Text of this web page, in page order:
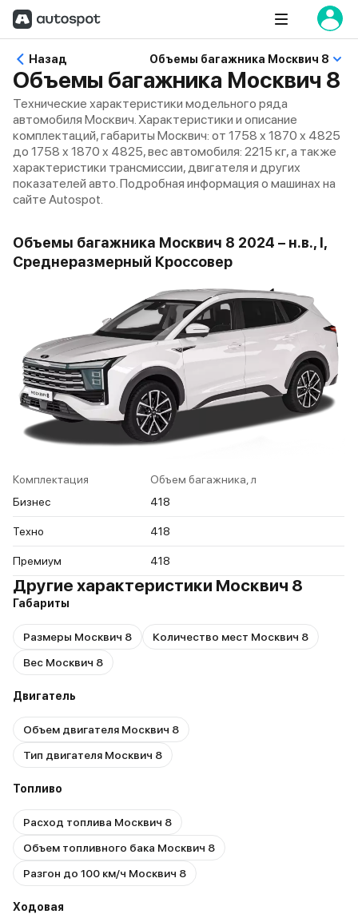
Назад Объемы багажника Москвич 8
Объемы багажника Москвич 8
Технические характеристики модельного ряда
автомобиля Москвич. Характеристики и описание
комплектаций, габариты Москвич: от 1758 x 1870 x 4825
до 1758 x 1870 x 4825, вес автомобиля: 2215 кг, а также
характеристики трансмиссии, двигателя и других
показателей авто. Подробная информация о машинах на
сайте Autospot.
Объемы багажника Москвич 8 2024 – н.в., I,
Среднеразмерный Кроссовер
Комплектация
Объем багажника, л
Бизнес
418
Техно 418
Премиум 418
Другие характеристики Москвич 8
Габариты
Размеры Москвич 8
Количество мест Москвич 8
Вес Москвич 8
Двигатель
Объем двигателя Москвич 8
Тип двигателя Москвич 8
Топливо
Расход топлива Москвич 8
Объем топливного бака Москвич 8
Разгон до 100 км/ч Москвич 8
Ходовая